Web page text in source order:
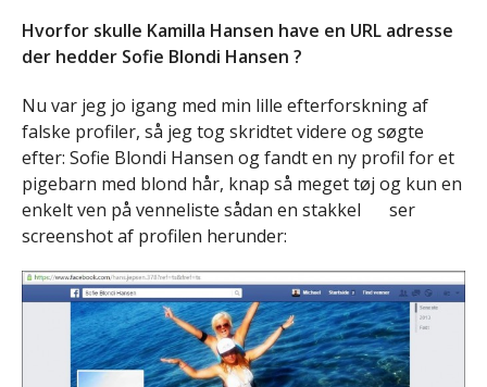
Hvorfor skulle Kamilla Hansen have en URL adresse
der hedder Sofie Blondi Hansen ?
Nu var jeg jo igang med min lille efterforskning af
falske profiler, så jeg tog skridtet videre og søgte
efter: Sofie Blondi Hansen og fandt en ny profil for et
pigebarn med blond hår, knap så meget tøj og kun en
enkelt ven på venneliste sådan en stakkel
ser
screenshot af profilen herunder: